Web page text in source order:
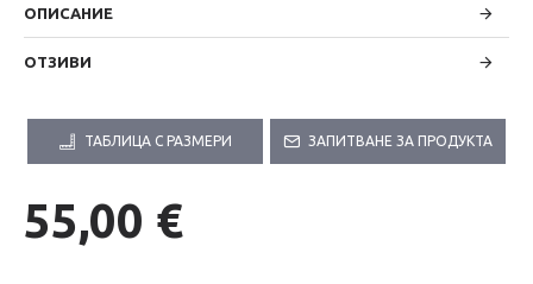
ОПИСАНИЕ
ОТЗИВИ
ТАБЛИЦА С РАЗМЕРИ ЗАПИТВАНЕ ЗА ПРОДУКТА
55,00 €